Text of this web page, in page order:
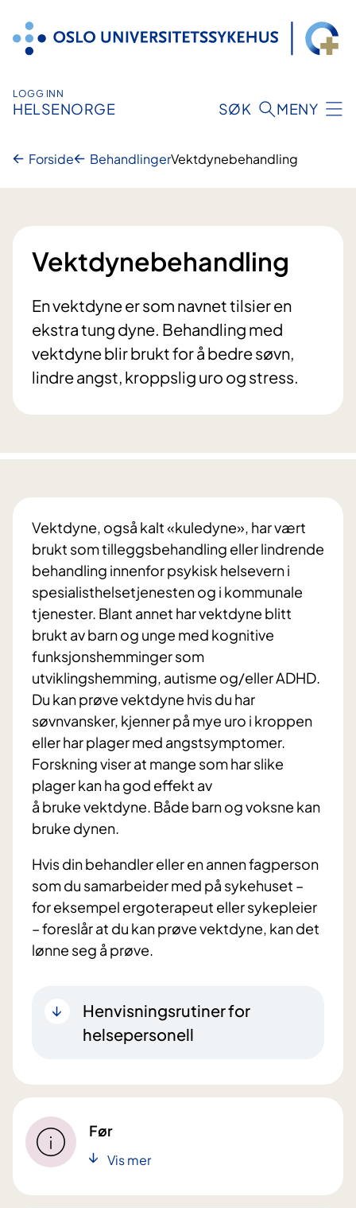
innhold
LOGG INN
HELSENORGE SØK MENY
Forside BehandlingerVektdynebehandling
Vektdynebehandling
En vektdyne er som navnet tilsier en
ekstra tung dyne. Behandling med
vektdyne blir brukt for å bedre søvn,
lindre angst, kroppslig uro og stress.
Vektdyne, også kalt «kuledyne», har vært
brukt som tilleggsbehandling eller lindrende
behandling innenfor psykisk helsevern i
spesialisthelsetjenesten og i kommunale
tjenester. Blant annet har vektdyne blitt
brukt av barn og unge med kognitive
funksjonshemminger som
utviklingshemming, autisme og/eller ADHD.
Du kan prøve vektdyne hvis du har
søvnvansker, kjenner på mye uro i kroppen
eller har plager med angstsymptomer.
Forskning viser at mange som har slike
plager kan ha god effekt av
å bruke vektdyne. Både barn og voksne kan
bruke dynen.
Hvis din behandler eller en annen fagperson
som du samarbeider med på sykehuset –
for eksempel ergoterapeut eller sykepleier
– foreslår at du kan prøve vektdyne, kan det
lønne seg å prøve.
Henvisningsrutiner for
helsepersonell
Før
Vis mer